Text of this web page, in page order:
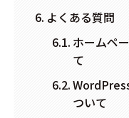
よくある質問
ホームペ
て
ついて